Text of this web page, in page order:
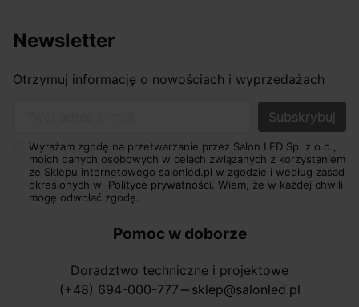
Newsletter
Otrzymuj informację o nowościach i wyprzedażach
Wyrażam zgodę na przetwarzanie przez Salon LED Sp. z o.o.,
moich danych osobowych w celach związanych z korzystaniem
ze Sklepu internetowego salonled.pl w zgodzie i według zasad
określonych w Polityce prywatności. Wiem, że w każdej chwili
mogę odwołać zgodę.
Pomoc w doborze
Doradztwo techniczne i projektowe
(+48) 694-000-777 horizontal_rule sklep@salonled.pl